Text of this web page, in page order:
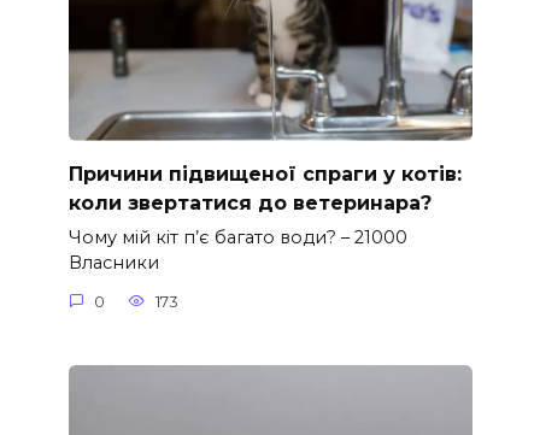
Причини підвищеної спраги у котів:
коли звертатися до ветеринара?
Чому мій кіт п’є багато води? – 21000
Власники
0 173